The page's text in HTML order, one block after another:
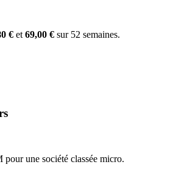
€ et 69,00 € sur 52 semaines.
pour une société classée micro.